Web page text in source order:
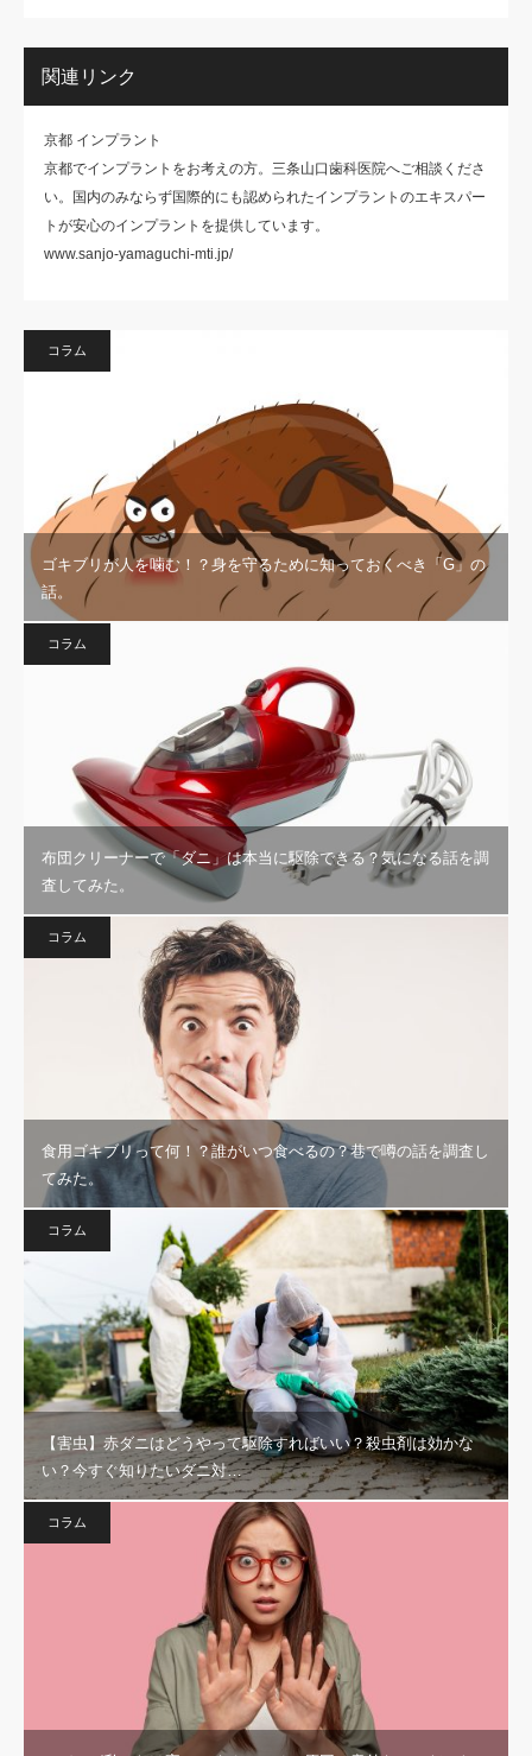
関連リンク
京都 インプラント
京都でインプラントをお考えの方。三条山口歯科医院へご相談くださ
い。国内のみならず国際的にも認められたインプラントのエキスパー
トが安心のインプラントを提供しています。
www.sanjo-yamaguchi-mti.jp/
コラム
ゴキブリが人を噛む！？身を守るために知っておくべき「G」の
話。
コラム
布団クリーナーで「ダニ」は本当に駆除できる？気になる話を調
査してみた。
コラム
食用ゴキブリって何！？誰がいつ食べるの？巷で噂の話を調査し
てみた。
コラム
【害虫】赤ダニはどうやって駆除すればいい？殺虫剤は効かな
い？今すぐ知りたいダニ対…
コラム